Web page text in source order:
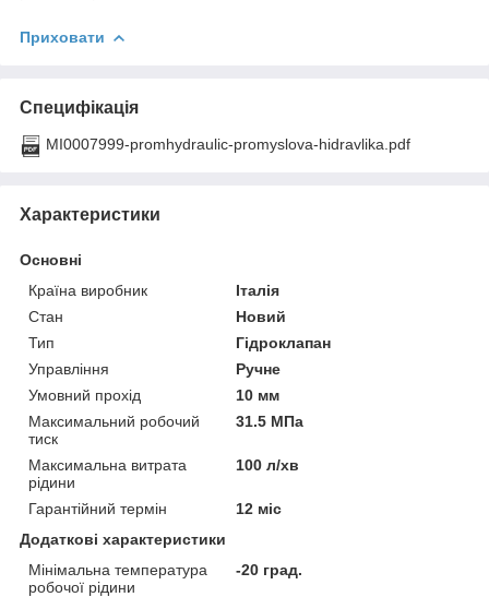
Приховати
Специфікація
MI0007999-promhydraulic-promyslova-hidravlika.pdf
Характеристики
Основні
Країна виробник
Італія
Стан
Новий
Тип
Гідроклапан
Управління
Ручне
Умовний прохід
10 мм
Максимальний робочий
тиск
31.5 МПа
Максимальна витрата
рідини
100 л/хв
Гарантійний термін
12 міс
Додаткові характеристики
Мінімальна температура
робочої рідини
-20 град.